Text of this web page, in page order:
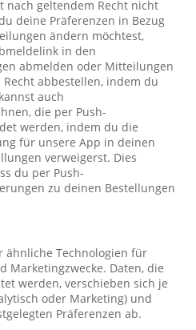
nach geltendem Recht nicht
deine Präferenzen in Bezug
ändern möchtest,
in den
abmelden oder Mitteilungen
abbestellen, indem du
auch
die per Push-
werden, indem du die
für unsere App in deinen
verweigerst. Dies
du per Push-
zu deinen Bestellungen
ähnliche Technologien für
Marketingzwecke. Daten, die
werden, verschieben sich je
oder Marketing) und
Präferenzen ab.